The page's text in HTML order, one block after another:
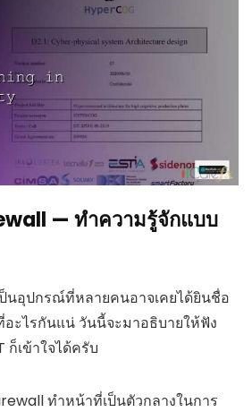
— ทำความรู้จักแบบ
นอุปกรณ์ที่หลายคนอาจเคยได้ยินชื่อ
ะไรกันแน่ วันนี้จะมาอธิบายให้ฟัง
เข้าใจได้ครับ
ทำหน้าที่เป็นตัวกลางในการ